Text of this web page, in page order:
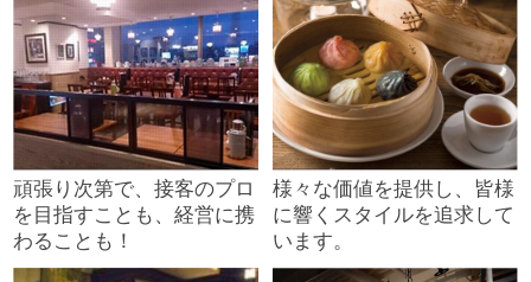
頑張り次第で、接客のプロ
を目指すことも、経営に携
わることも！
様々な価値を提供し、皆様
に響くスタイルを追求して
います。